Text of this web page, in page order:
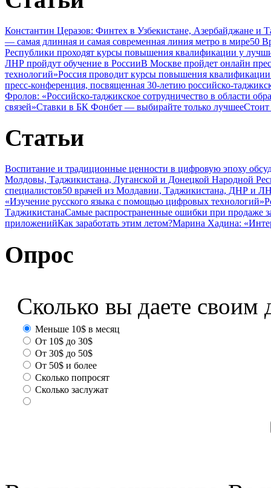
Константин Церазов: Финтех в Узбекистане, Азербайджане
— самая длинная и самая современная линия метро в мире50
Республики проходят курсы повышения квалификации у
ЛНР пройдут обучение в РоссииВ Москве пройдет онлайн
технологий»Россия проводит курсы повышения квалификации
пресс-конференция, посвященная 30-летию российско-
Фролов: «Российско-таджикское сотрудничество в области
связей»Ставки в БК Фонбет — выбирайте только лучшееСтоит
Статьи
Воспитание и традиционные ценности в цифровую эпоху
Молдовы, Таджикистана, Луганской и Донецкой Народной
специалистов50 врачей из Молдавии, Таджикистана, ДНР и
«Изучение русского языка с помощью цифровых технологий»
ТаджикистанаСамые распространенные ошибки при продаже
приложенийКак заработать этим летом?Марина Хадина:
Опрос
Сколько вы даете своим
Меньше 10$ в месяц
От 10$ до 30$
От 30$ до 50$
От 50$ и более
Сколько попросят
Сколько заслужат